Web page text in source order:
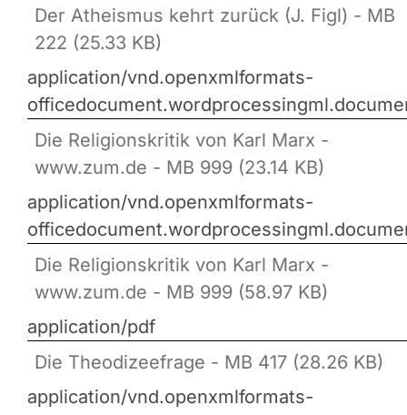
Der Atheismus kehrt zurück (J. Figl) - MB
222 (25.33 KB)
application/vnd.openxmlformats-
Die Religionskritik von Karl Marx -
www.zum.de - MB 999 (23.14 KB)
application/vnd.openxmlformats-
Die Religionskritik von Karl Marx -
www.zum.de - MB 999 (58.97 KB)
application/pdf
Die Theodizeefrage - MB 417 (28.26 KB)
application/vnd.openxmlformats-